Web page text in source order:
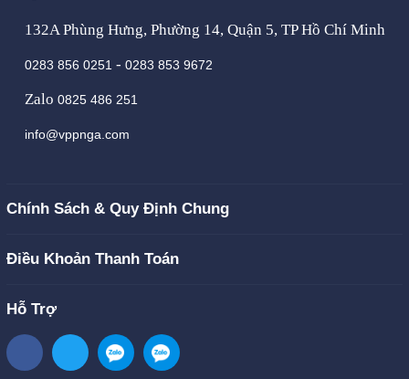
132A Phùng Hưng, Phường 14, Quận 5, TP Hồ Chí Minh
0283 856 0251 - 0283 853 9672
Zalo 0825 486 251
info@vppnga.com
Chính Sách & Quy Định Chung
Điều Khoản Thanh Toán
Hỗ Trợ